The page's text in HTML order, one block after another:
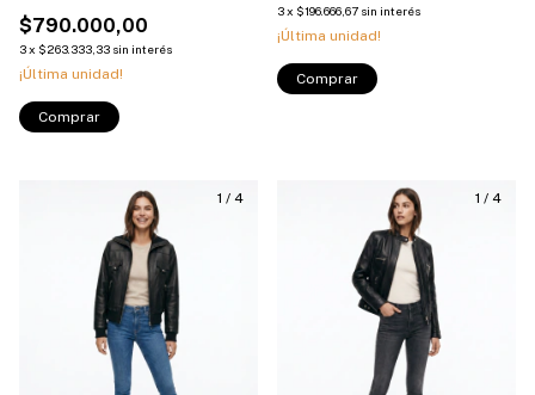
$790.000,00
3x $263.333,33 sin interés
¡Última unidad!
Comprar
3x $196.666,67 sin interés
¡Última unidad!
Comprar
1 / 4 1 / 4